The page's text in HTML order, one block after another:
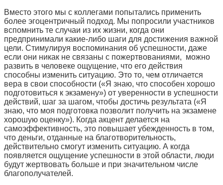
Вместо этого мы с коллегами попытались применить
более эгоцентричный подход. Мы попросили участников
вспомнить те случаи из их жизни, когда они
предпринимали какие-либо шаги для достижения важной
цели. Стимулируя воспоминания об успешности, даже
если они никак не связаны с пожертвованиями, можно
развить в человеке ощущение, что его действия
способны изменить ситуацию. Это то, чем отличается
вера в свои способности («Я знаю, что способен хорошо
подготовиться к экзамену») от уверенности в успешности
действий, шаг за шагом, чтобы достичь результата («Я
знаю, что моя подготовка позволит получить на экзамене
хорошую оценку»). Когда акцент делается на
самоэффективность, это повышает убежденность в том,
что деньги, отданные на благотворительность,
действительно смогут изменить ситуацию. А когда
появляется ощущение успешности в этой области, люди
будут жертвовать больше и при значительном числе
благополучателей.